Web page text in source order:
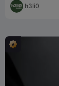
h3li0